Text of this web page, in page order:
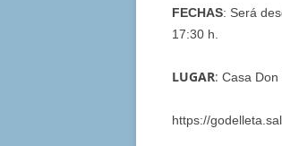
FECHAS: Será
17:30 h.
LUGAR: Casa Don
https://